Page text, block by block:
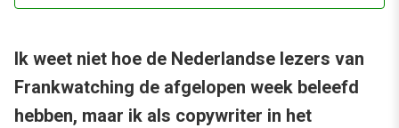
Ik weet niet hoe de Nederlandse lezers van
Frankwatching de afgelopen week beleefd
hebben, maar ik als copywriter in het